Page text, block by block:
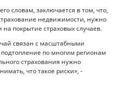
словам, заключается в том, что,
недвижимости, нужно
на покрытие страховых случаев.
связан с масштабными
по многим регионам
страхования нужно
что такое риски», -